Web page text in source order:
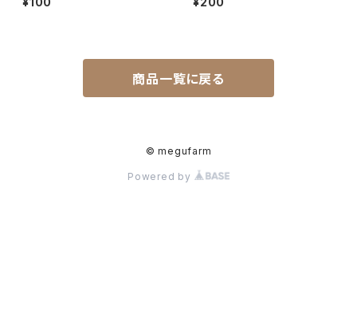
商品一覧に戻る
© megufarm
Powered by